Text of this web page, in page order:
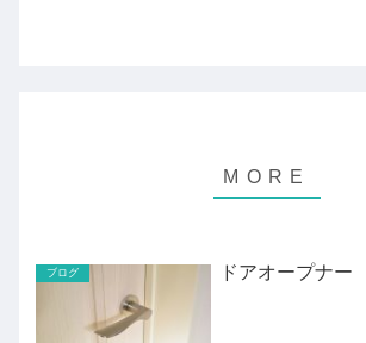
ブログ ドアオープナー